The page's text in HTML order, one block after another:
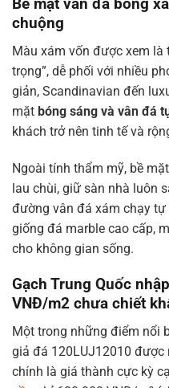
Bề mặt vân đá bóng
chuộng
Màu xám vốn được xem là
trọng”, dễ phối với nhiều
giản, Scandinavian đến
mặt bóng sáng và vân đá
khách trở nên tinh tế và
Ngoài tính thẩm mỹ, bề
lau chùi, giữ sàn nhà luôn
đường vân đá xám chạy
giống đá marble cao cấp,
cho không gian sống.
Gạch Trung Quốc
VNĐ/m2 chưa chiết
Một trong những điểm nổi
giả đá 120LUJ12010 được
chính là giá thành cực kỳ